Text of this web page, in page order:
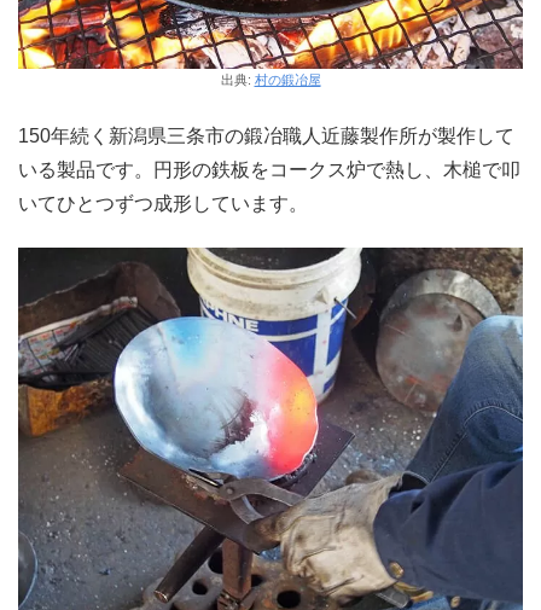
出典: 村の鍛冶屋
150年続く新潟県三条市の鍛冶職人近藤製作所が製作して
いる製品です。円形の鉄板をコークス炉で熱し、木槌で叩
いてひとつずつ成形しています。